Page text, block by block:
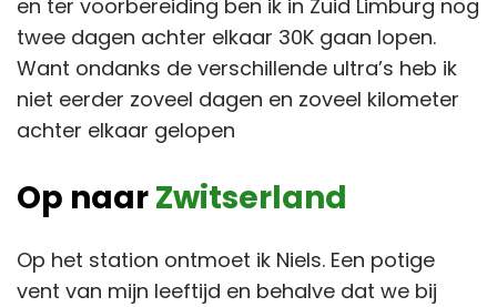
en ter voorbereiding ben ik in Zuid Limburg nog
twee dagen achter elkaar 30K gaan lopen.
Want ondanks de verschillende ultra’s heb ik
niet eerder zoveel dagen en zoveel kilometer
achter elkaar gelopen
Op naarZwitserland
Op het station ontmoet ik Niels. Een potige
vent van mijn leeftijd en behalve dat we bij